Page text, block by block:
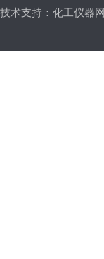
技术支持： 化工仪器网